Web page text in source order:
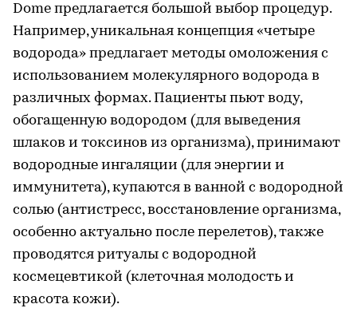
Dome предлагается большой выбор процедур.
Например, уникальная концепция «четыре
водорода» предлагает методы омоложения с
использованием молекулярного водорода в
различных формах. Пациенты пьют воду,
обогащенную водородом (для выведения
шлаков и токсинов из организма), принимают
водородные ингаляции (для энергии и
иммунитета), купаются в ванной с водородной
солью (антистресс, восстановление организма,
особенно актуально после перелетов), также
проводятся ритуалы с водородной
космецевтикой (клеточная молодость и
красота кожи).